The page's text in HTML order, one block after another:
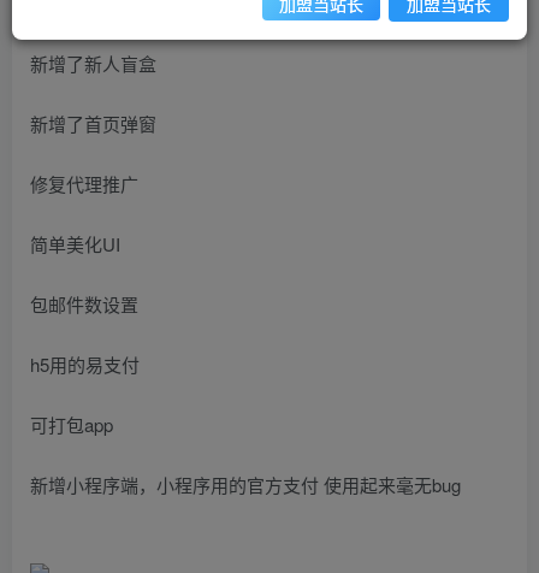
新增了新人盲盒
新增了首页弹窗
修复代理推广
简单美化UI
包邮件数设置
h5用的易支付
可打包app
新增小程序端，小程序用的官方支付 使用起来毫无bug